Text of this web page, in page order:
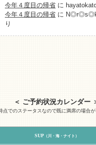
今年４度目の帰省 に
今年４度目の帰省 に
り
＜ ご予約状況カレンダー
でのステータスなので既に満席の場合が
SUP（川・海・ナイト）